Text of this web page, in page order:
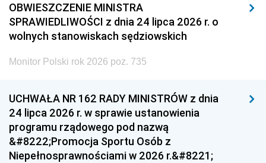
OBWIESZCZENIE MINISTRA
SPRAWIEDLIWOŚCI z dnia 24 lipca 2026 r. o
wolnych stanowiskach sędziowskich
Monitor Polski rok 2026 poz. 735
UCHWAŁA NR 162 RADY MINISTRÓW z dnia
24 lipca 2026 r. w sprawie ustanowienia
programu rządowego pod nazwą
&#8222;Promocja Sportu Osób z
Niepełnosprawnościami w 2026 r.&#8221;